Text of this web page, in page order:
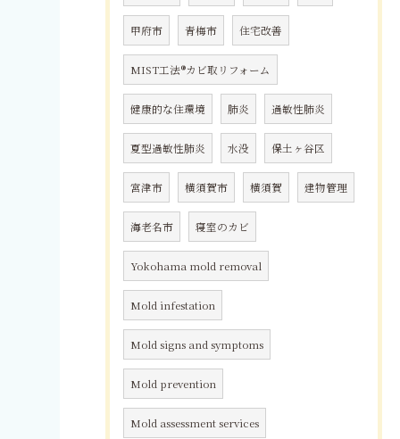
甲府市 青梅市 住宅改善
MIST工法®カビ取リフォーム
健康的な住環境 肺炎 過敏性肺炎
夏型過敏性肺炎 水没 保土ヶ谷区
宮津市 横須賀市 横須賀 建物管理
海老名市 寝室のカビ
Yokohama mold removal
Mold infestation
Mold signs and symptoms
Mold prevention
Mold assessment services